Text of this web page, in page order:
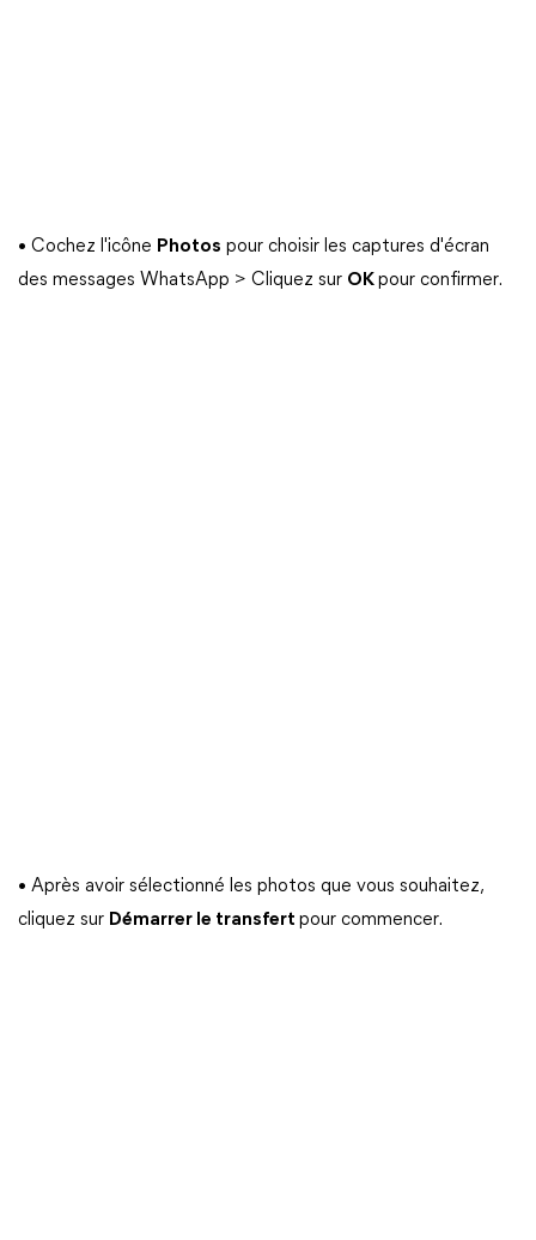
• Cochez l'icône Photos pour choisir les captures d'écran
des messages WhatsApp > Cliquez sur OKpour confirmer.
• Après avoir sélectionné les photos que vous souhaitez,
cliquez sur Démarrer le transfert pour commencer.